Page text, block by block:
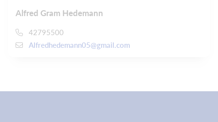
Alfred Gram Hedemann
42795500
Alfredhedemann05@gmail.com